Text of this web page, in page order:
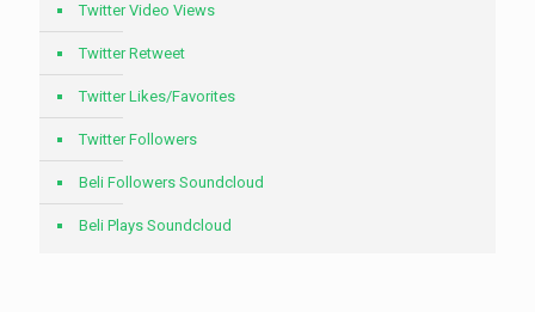
Twitter Video Views
Twitter Retweet
Twitter Likes/Favorites
Twitter Followers
Beli Followers Soundcloud
Beli Plays Soundcloud